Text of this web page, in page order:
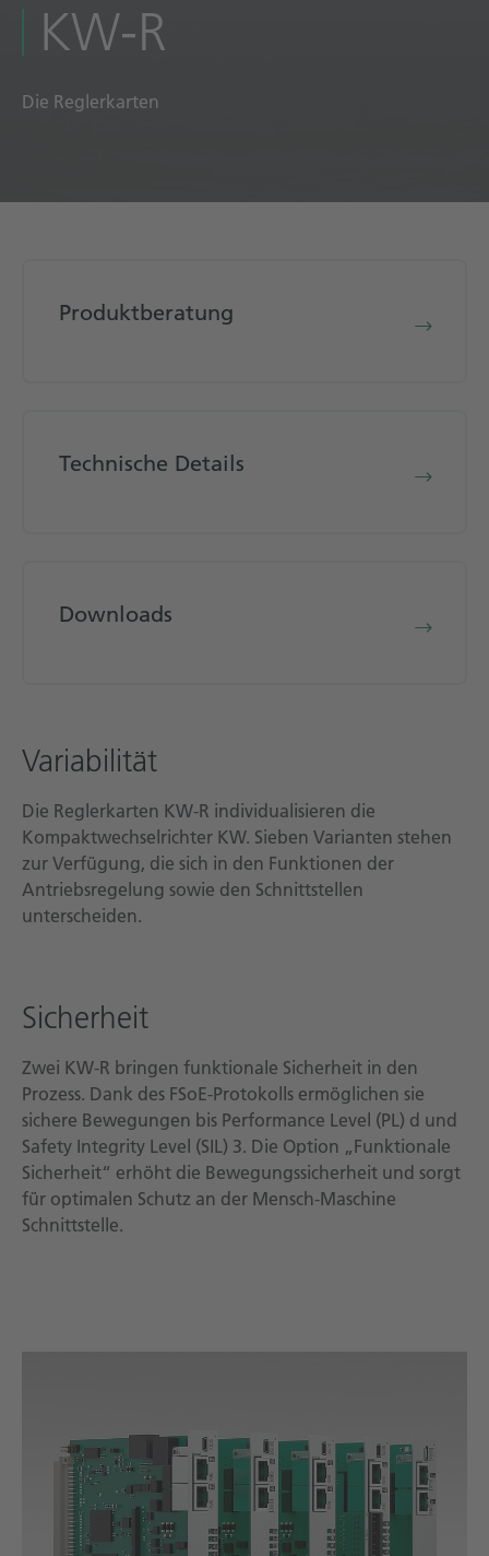
KW-R
Die Reglerkarten
Produktberatung
Technische Details
Downloads
Variabilität
Die Reglerkarten KW-R individualisieren die
Kompaktwechselrichter KW. Sieben Varianten stehen
zur Verfügung, die sich in den Funktionen der
Antriebsregelung sowie den Schnittstellen
unterscheiden.
Sicherheit
Zwei KW-R bringen funktionale Sicherheit in den
Prozess. Dank des FSoE-Protokolls ermöglichen sie
sichere Bewegungen bis Performance Level (PL) d und
Safety Integrity Level (SIL) 3. Die Option „Funktionale
Sicherheit“ erhöht die Bewegungssicherheit und sorgt
für optimalen Schutz an der Mensch-Maschine
Schnittstelle.